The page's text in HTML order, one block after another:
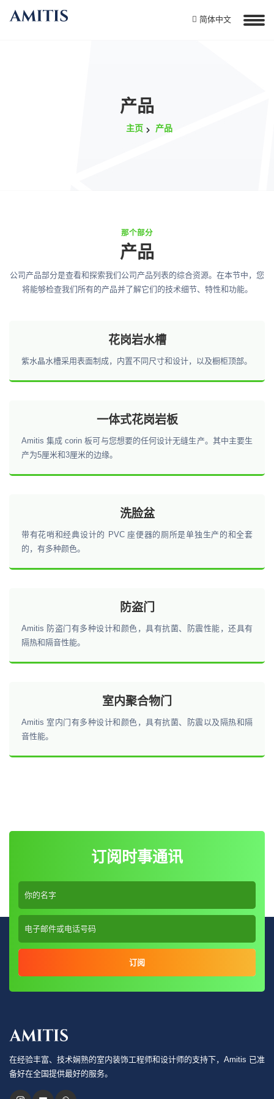
简体中文
产品
主页 产品
那个部分
产品
公司产品部分是查看和探索我们公司产品列表的综合资源。在本节中，您
将能够检查我们所有的产品并了解它们的技术细节、特性和功能。
花岗岩水槽
紫水晶水槽采用表面制成，内置不同尺寸和设计，以及橱柜顶部。
一体式花岗岩板
Amitis 集成 corin 板可与您想要的任何设计无缝生产。其中主要生
产为5厘米和3厘米的边缘。
洗脸盆
带有花哨和经典设计的 PVC 座便器的厕所是单独生产的和全套
的，有多种颜色。
防盗门
Amitis 防盗门有多种设计和颜色，具有抗菌、防震性能，还具有
隔热和隔音性能。
室内聚合物门
Amitis 室内门有多种设计和颜色，具有抗菌、防震以及隔热和隔
音性能。
订阅时事通讯
订阅
在经验丰富、技术娴熟的室内装饰工程师和设计师的支持下，Amitis 已准
备好在全国提供最好的服务。